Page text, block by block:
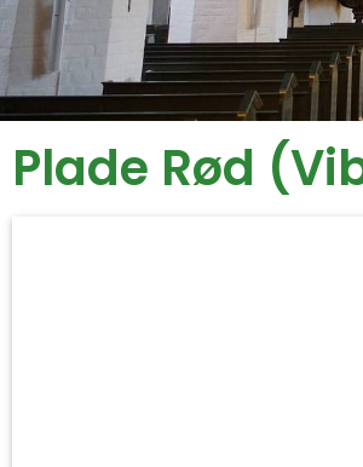
Plade Rød